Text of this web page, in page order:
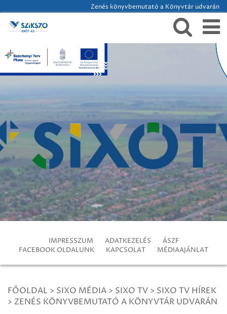
Zenés könyvbemutató a Könyvtár udvarán
IMPRESSZUM ADATKEZELÉS
ÁSZF
FACEBOOK OLDALUNK
KAPCSOLAT MÉDIAAJÁNLAT
FŐOLDAL > SIXO MÉDIA > SIXO TV > SIXO TV HÍREK
> ZENÉS KÖNYVBEMUTATÓ A KÖNYVTÁR UDVARÁN